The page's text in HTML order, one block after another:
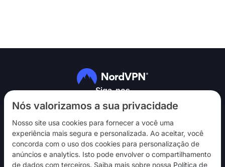
Nós valorizamos a sua privacidade
Nosso site usa cookies para fornecer a você uma
experiência mais segura e personalizada. Ao aceitar, você
concorda com o uso dos cookies para personalização de
anúncios e analytics. Isto pode envolver o compartilhamento
de dados com terceiros. Saiba mais sobre nossa Política de
Siga-nos
NordVPN